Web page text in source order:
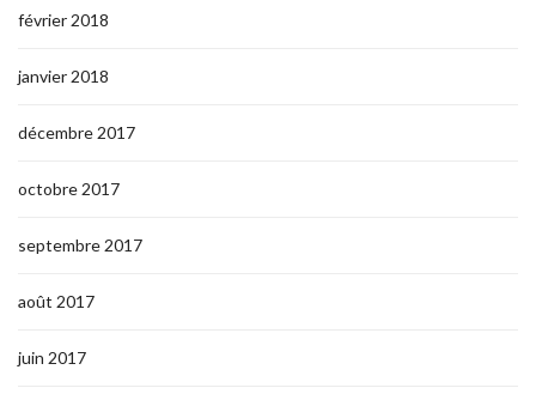
février 2018
janvier 2018
décembre 2017
octobre 2017
septembre 2017
août 2017
juin 2017